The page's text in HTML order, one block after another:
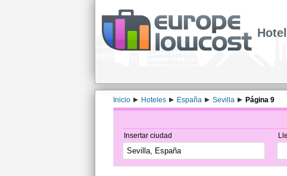
Inicio Hoteles España Sevilla Página 9
Insertar ciudad